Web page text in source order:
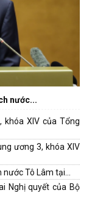
nước...
khóa XIV của Tổng
ương 3, khóa XIV
nước Tô Lâm tại...
Nghị quyết của Bộ